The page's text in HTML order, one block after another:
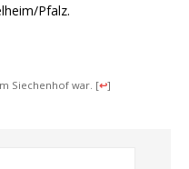
Pfalz.
Siechenhof war. [↩]